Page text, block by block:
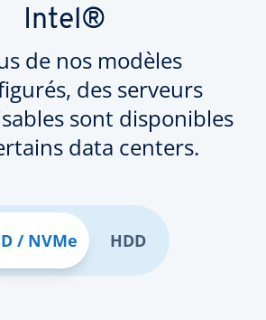
Intel®
de nos modèles
des serveurs
sont disponibles
data centers.
/ NVMe HDD